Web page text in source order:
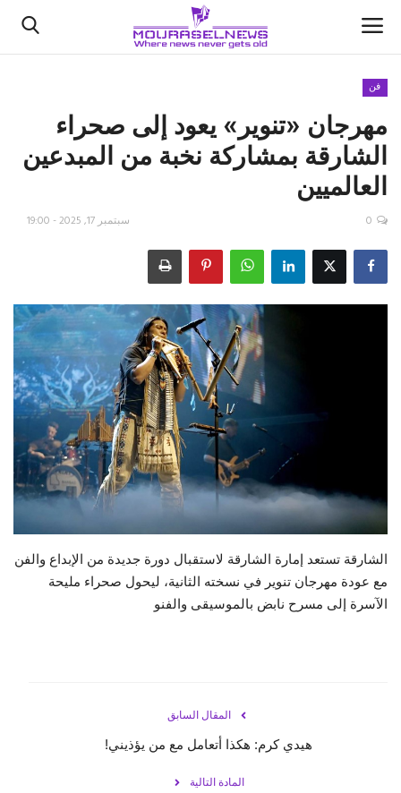
الأخبار
كتّابنا
السعودية
اقتصاد
علوم وتكنولوجيا
فن
مهرجان «تنوير» يعود إلى صحراء
الشارقة بمشاركة نخبة من المبدعين
العالميين
سبتمبر 17, 2025 - 19:00 0
الشارقة تستعد إمارة الشارقة لاستقبال دورة جديدة من الإبداع والفن
مع عودة مهرجان تنوير في نسخته الثانية، ليحول صحراء مليحة
الآسرة إلى مسرح نابض بالموسيقى والفنو
المقال السابق
هيدي كرم: هكذا أتعامل مع من يؤذيني!
المادة التالية